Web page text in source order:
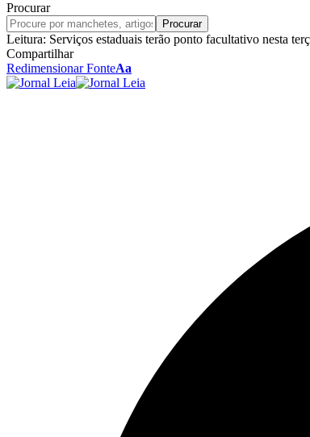
Procurar
Leitura: Serviços estaduais terão ponto facultativo nesta
Compartilhar
Redimensionar FonteAa